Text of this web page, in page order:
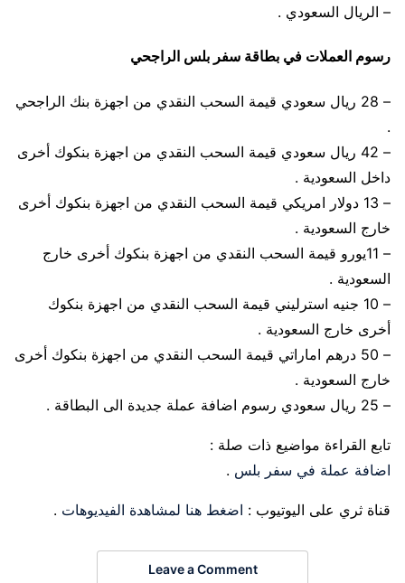
– الريال السعودي .
رسوم العملات في بطاقة سفر بلس الراجحي
– 28 ريال سعودي قيمة السحب النقدي من اجهزة بنك الراجحي
.
– 42 ريال سعودي قيمة السحب النقدي من اجهزة بنكوك أخرى
داخل السعودية .
– 13 دولار امريكي قيمة السحب النقدي من اجهزة بنكوك أخرى
خارج السعودية .
– 11يورو قيمة السحب النقدي من اجهزة بنكوك أخرى خارج
السعودية .
– 10 جنيه استرليني قيمة السحب النقدي من اجهزة بنكوك
أخرى خارج السعودية .
– 50 درهم اماراتي قيمة السحب النقدي من اجهزة بنكوك أخرى
خارج السعودية .
– 25 ريال سعودي رسوم اضافة عملة جديدة الى البطاقة .
تابع القراءة مواضيع ذات صلة :
اضافة عملة في سفر بلس .
قناة ثري على اليوتيوب : اضغط هنا لمشاهدة الفيديوهات .
Leave a Comment